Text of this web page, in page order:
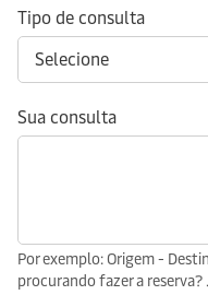
Tipo de consulta
Sua consulta
Por exemplo: Origem -
procurando fazer a reserva?